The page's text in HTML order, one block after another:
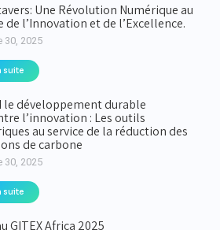
Une Révolution Numérique au
de l’Innovation et de l’Excellence.
30, 2025
suite
le développement durable
l’innovation : Les outils
au service de la réduction des
de carbone
30, 2025
suite
GITEX Africa 2025